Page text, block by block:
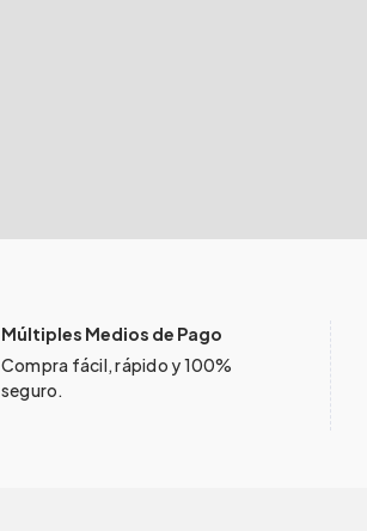
Múltiples Medios de Pago
Compra fácil, rápido y 100%
seguro.